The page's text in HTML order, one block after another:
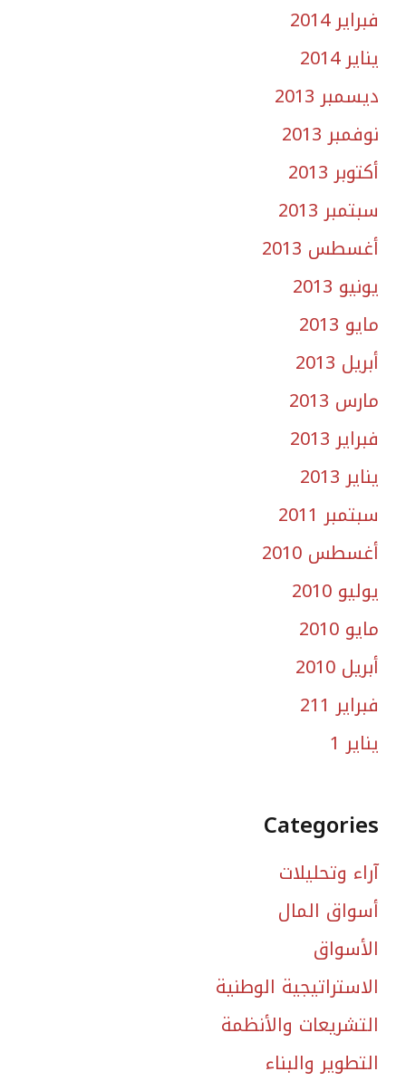
فبراير 2014
يناير 2014
ديسمبر 2013
نوفمبر 2013
أكتوبر 2013
سبتمبر 2013
أغسطس 2013
يونيو 2013
مايو 2013
أبريل 2013
مارس 2013
فبراير 2013
يناير 2013
سبتمبر 2011
أغسطس 2010
يوليو 2010
مايو 2010
أبريل 2010
فبراير 211
يناير 1
Categories
آراء وتحليلات
أسواق المال
الأسواق
الاستراتيجية الوطنية
التشريعات والأنظمة
التطوير والبناء